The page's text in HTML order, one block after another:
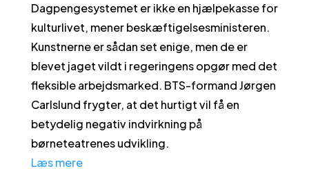
Dagpengesystemet er ikke en hjælpekasse for
kulturlivet, mener beskæftigelsesministeren.
Kunstnerne er sådan set enige, men de er
blevet jaget vildt i regeringens opgør med det
fleksible arbejdsmarked. BTS-formand Jørgen
Carlslund frygter, at det hurtigt vil få en
betydelig negativ indvirkning på
børneteatrenes udvikling.
Læs mere